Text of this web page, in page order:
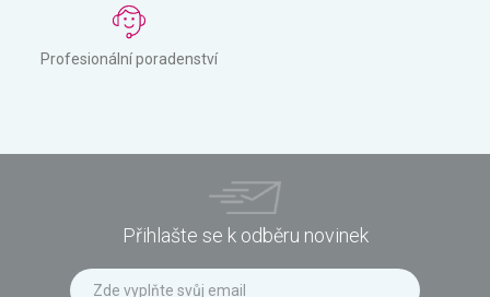
Profesionální poradenství
Přihlašte se k odběru novinek